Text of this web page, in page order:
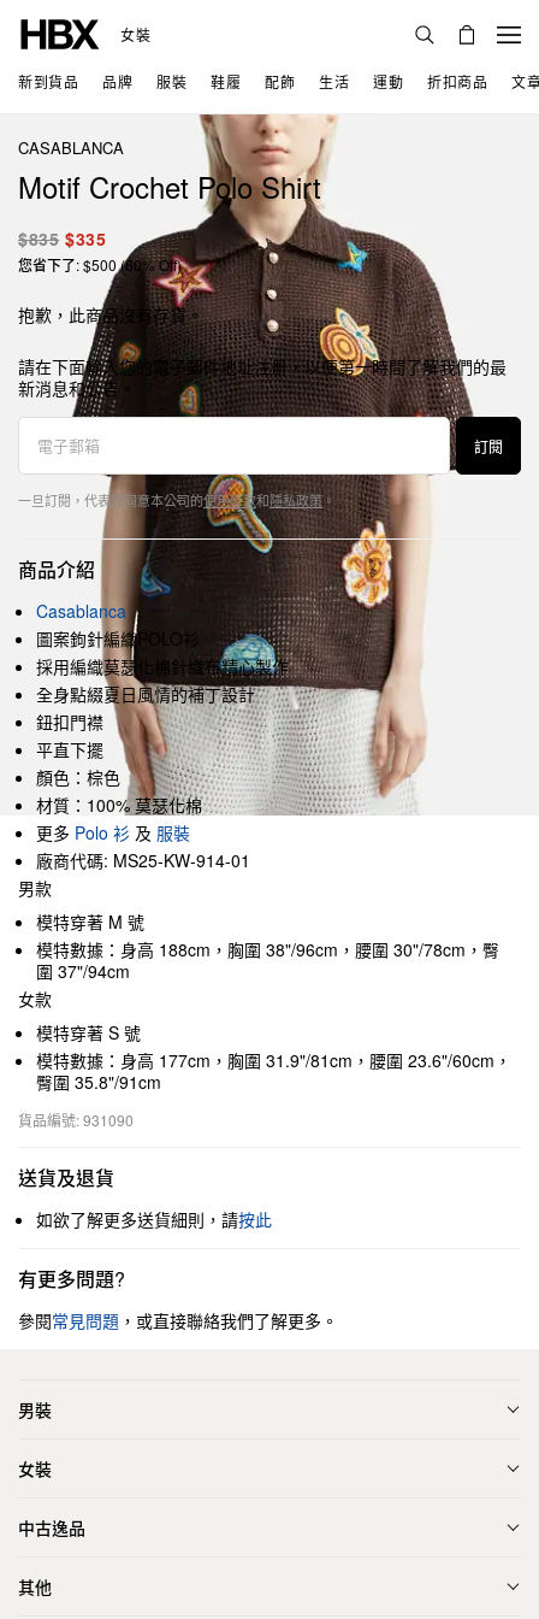
女裝
新到貨品 品牌 服裝 鞋履 配飾 生活 運動 折扣商品 文
CASABLANCA
Motif Crochet Polo Shirt
$835 $335
您省下了: $500 (60% Off)
抱歉，此商品沒有存貨。
請在下面輸入您的電子郵件地址注册，以便第一時間了解我們的最
新消息和公告。
訂閱
一旦訂閱，代表您同意本公司的使用條款和隱私政策。
商品介紹
Casablanca
圖案鉤針編織POLO衫
採用編織莫瑟化棉針織布精心製作
全身點綴夏日風情的補丁設計
鈕扣門襟
平直下擺
顏色：棕色
材質：100% 莫瑟化棉
更多 Polo 衫 及 服裝
廠商代碼: MS25-KW-914-01
男款
模特穿著 M 號
模特數據：身高 188cm，胸圍 38"/96cm，腰圍 30"/78cm，臀
圍 37"/94cm
女款
模特穿著 S 號
模特數據：身高 177cm，胸圍 31.9"/81cm，腰圍 23.6"/60cm，
臀圍 35.8"/91cm
貨品編號: 931090
送貨及退貨
如欲了解更多送貨細則，請按此
有更多問題?
參閱常見問題 ，或直接聯絡我們了解更多。
男裝
女裝
中古逸品
其他